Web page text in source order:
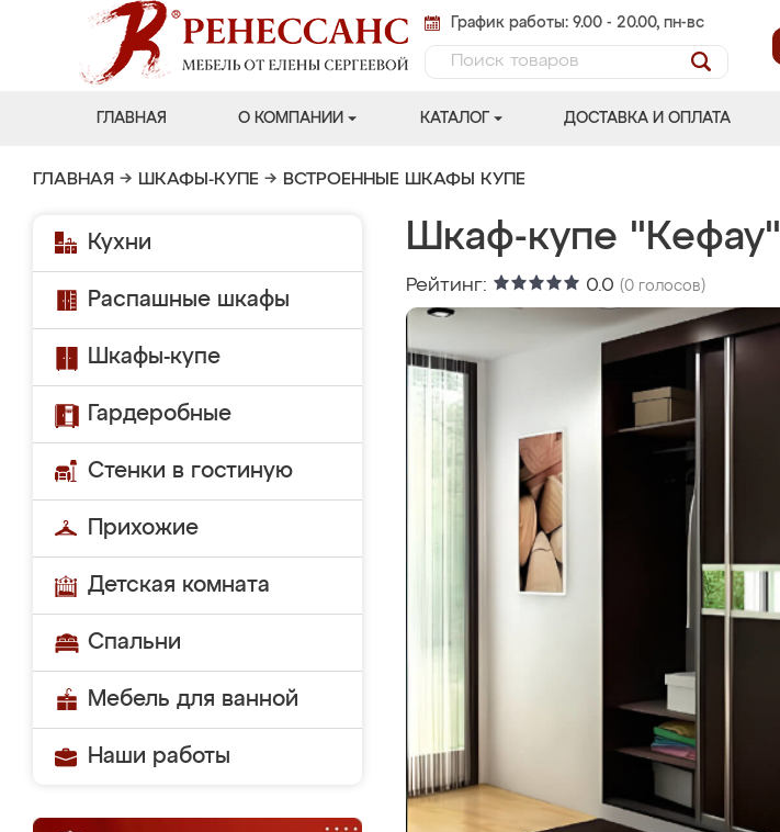
График работы: 9.00 - 20.00, пн-вс
ГЛАВНАЯ О КОМПАНИИ КАТАЛОГ ДОСТАВКА И ОПЛАТА
ГЛАВНАЯ → ШКАФЫ-КУПЕ → ВСТРОЕННЫЕ ШКАФЫ КУПЕ
Кухни
Распашные шкафы
Шкафы-купе
Гардеробные
Стенки в гостиную
Прихожие
Детская комната
Спальни
Мебель для ванной
Наши работы
Шкаф-купе "Кефау"
Рейтинг: 0.0 (0 голосов)